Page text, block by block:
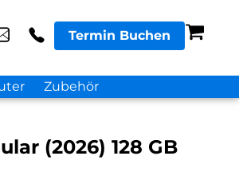
Termin Buchen
Zubehör
(2026) 128 GB